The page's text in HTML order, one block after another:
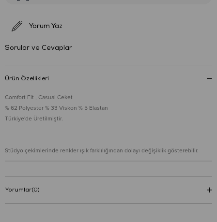
Yorum Yaz
Sorular ve Cevaplar
Ürün Özellikleri
Comfort Fit , Casual Ceket
% 62 Polyester % 33 Viskon % 5 Elastan
Türkiye'de Üretilmiştir.
Stüdyo çekimlerinde renkler ışık farklılığından dolayı değişiklik gösterebilir.
Yorumlar(0)